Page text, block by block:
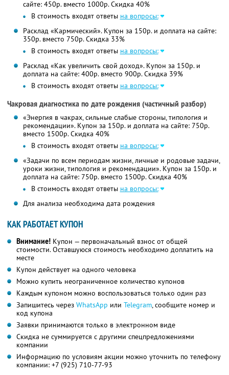
сайте: 450р. вместо 1000р.Скидка 40%
В стоимость входят ответы на вопросы:
Расклад «Кармический». Купон за 150р. и доплата на сайте:
350р. вместо 750р.Скидка 33%
В стоимость входят ответы на вопросы:
Расклад «Как увеличить свой доход». Купон за 150р. и
доплата на сайте: 400р. вместо 900р.Скидка 39%
В стоимость входят ответы на вопросы:
Чакровая диагностика по дате рождения (частичный разбор)
«Энергия в чакрах, сильные слабые стороны, типология и
рекомендации». Купон за 150р. и доплата на сайте: 750р.
вместо 1500р. Скидка 40%
В стоимость входят ответы на вопросы:
«Задачи по всем периодам жизни, личные и родовые задачи,
уроки жизни, типология и рекомендации». Купон за 150р. и
доплата на сайте: 750р. вместо 1500р. Скидка 40%
В стоимость входят ответы на вопросы:
Для анализа необходима дата рождения
КАК РАБОТАЕТ КУПОН
Внимание! Купон — первоначальный взнос от общей
стоимости. Оставшуюся стоимость необходимо доплатить на
месте
Купон действует на одного человека
Можно купить неограниченное количество купонов
Каждым купоном можно воспользоваться только один раз
Запишитесь через WhatsApp или Telegram, сообщите номер и
код купона
Заявки принимаются только в электронном виде
Скидка не суммируется с другими спецпредложениями
компании
Информацию по условиям акции можно уточнить по телефону
компании: +7 (925) 710-77-93